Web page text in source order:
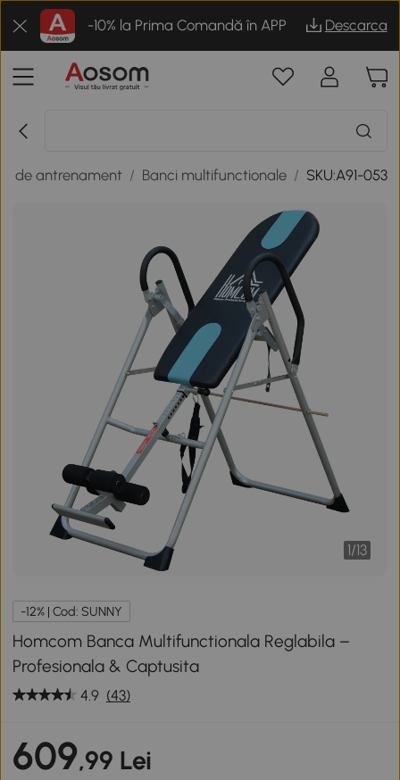
-10% la Prima Comandă în APP Descarca
de antrenament / Banci multifunctionale / SKU:A91-053
1/13
-12% | Cod: SUNNY
Homcom Banca Multifunctionala Reglabila –
Profesionala & Captusita
4.9 (43)
609,99 Lei